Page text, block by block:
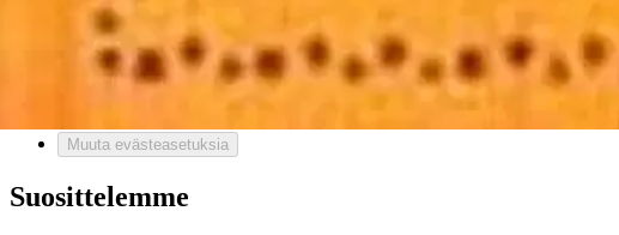
Usein kysytyt kysymykset
Ota yhteyttä asiakaspalveluun
Bonus ja asiakasomistajuus
Prisma-myymälöiden yhteystiedot
Muuta evästeasetuksia
Suosittelemme